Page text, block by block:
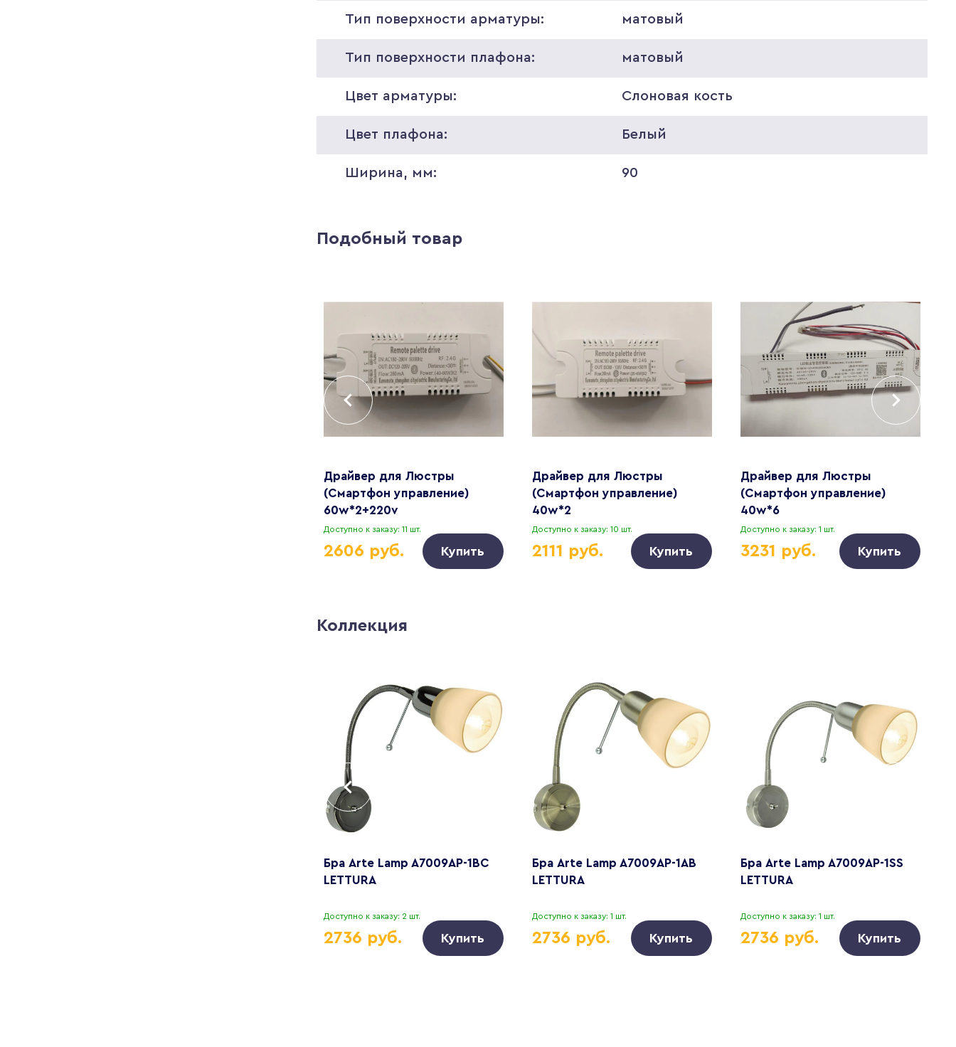
Тип поверхности арматуры: матовый
Тип поверхности плафона: матовый
Цвет арматуры: Слоновая кость
Цвет плафона: Белый
Ширина, мм: 90
Подобный товар
Драйвер для Люстры
(Смартфон управление)
60w*2+220v
Доступно к заказу: 11 шт.
2606 руб. Купить
Драйвер для Люстры
(Смартфон управление)
40w*2
Доступно к заказу: 10 шт.
2111 руб. Купить
Драйвер для Люстры
(Смартфон управление)
40w*6
Доступно к заказу: 1 шт.
3231 руб. Купить
Коллекция
Бра Arte Lamp A7009AP-1BC
LETTURA
Доступно к заказу: 2 шт.
2736 руб. Купить
Бра Arte Lamp A7009AP-1AB
LETTURA
Доступно к заказу: 1 шт.
2736 руб. Купить
Бра Arte Lamp A7009AP-1SS
LETTURA
Доступно к заказу: 1 шт.
2736 руб. Купить